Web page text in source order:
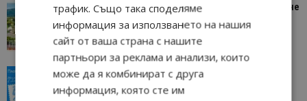
“Пощенска картичка от…”: Петрич – Изживяване
Петрич 11/07/2026 11:22
“Пощенска картичка от…”: Пловдив, градът на
трафик. Също така споделяме
информация за използването на нашия
сайт от ваша страна с нашите
партньори за реклама и анализи, които
може да я комбинират с друга
информация, която сте им